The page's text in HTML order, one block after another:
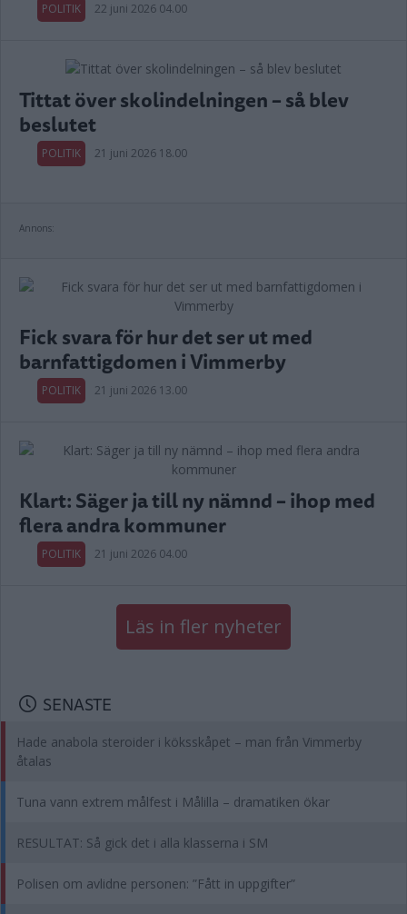
POLITIK 22 juni 2026 04.00
Tittat över skolindelningen – så blev
beslutet
POLITIK 21 juni 2026 18.00
Annons:
Fick svara för hur det ser ut med
barnfattigdomen i Vimmerby
POLITIK 21 juni 2026 13.00
Klart: Säger ja till ny nämnd – ihop med
flera andra kommuner
POLITIK 21 juni 2026 04.00
Läs in fler nyheter
SENASTE
Hade anabola steroider i köksskåpet – man från Vimmerby
åtalas
Tuna vann extrem målfest i Målilla – dramatiken ökar
RESULTAT: Så gick det i alla klasserna i SM
Polisen om avlidne personen: ”Fått in uppgifter”